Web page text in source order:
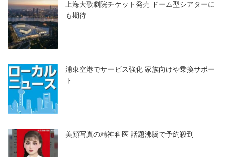
上海大歌劇院チケット発売 ドーム型シアターに
も期待
浦東空港でサービス強化 家族向けや乗換サポー
ト
美顔写真の精神科医 話題沸騰で予約殺到